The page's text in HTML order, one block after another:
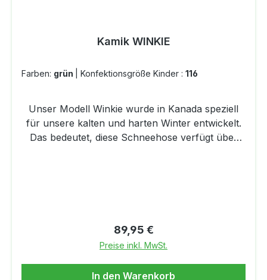
Kamik WINKIE
Farben: grün Konfektionsgröße Kinder : 116
Unser Modell Winkie wurde in Kanada speziell
für unsere kalten und harten Winter entwickelt.
Das bedeutet, diese Schneehose verfügt über
sich entspannt mit einer Tasse Kaffee
zurücklehnen können, in dem Wissen, dass Ihre
Kleinen komplett geschützt sind während sie den
Rodelberg hinunter fliegen.
Regulärer Preis:
89,95 €
Preise inkl. MwSt.
In den Warenkorb